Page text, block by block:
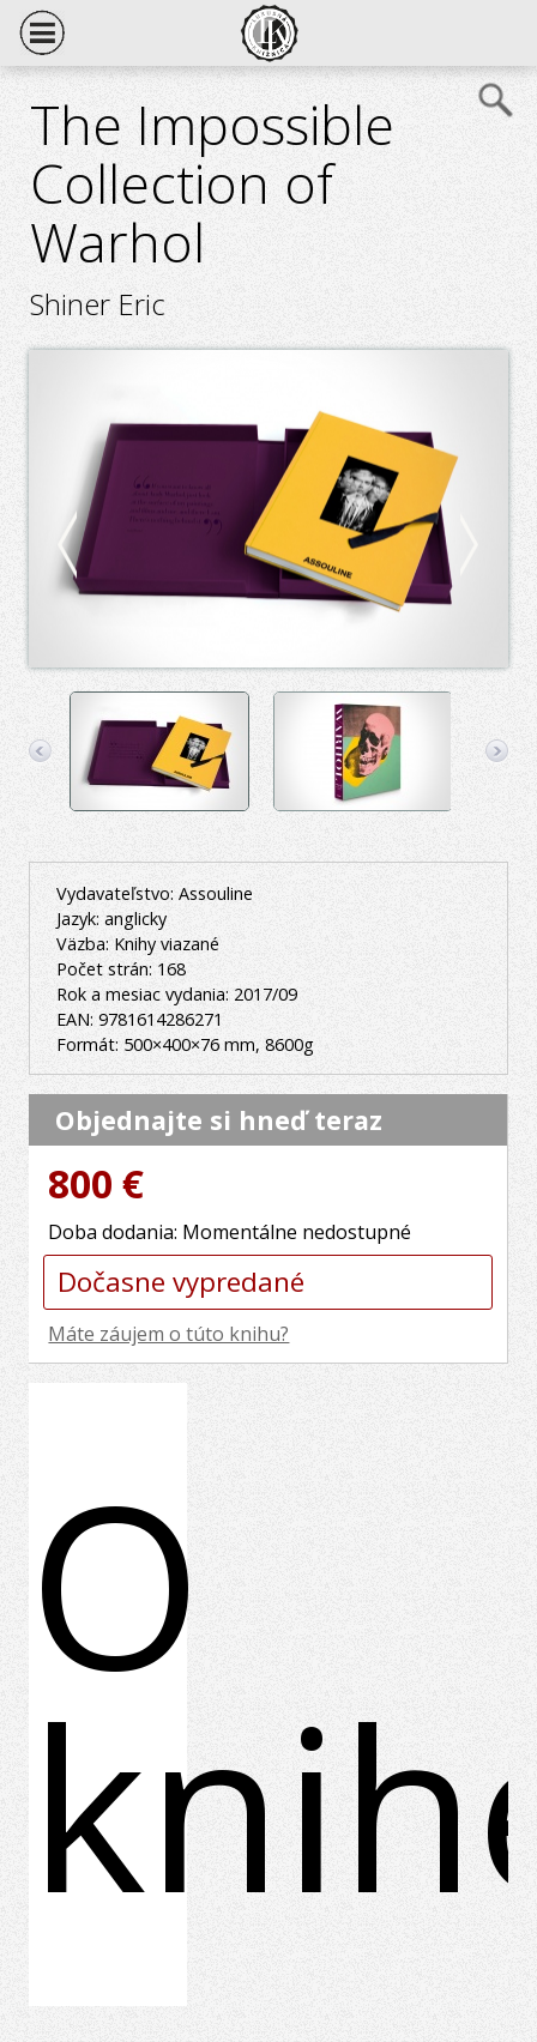
The Impossible
Collection of
Warhol
Shiner Eric
Vydavateľstvo: Assouline
Jazyk: anglicky
Väzba: Knihy viazané
Počet strán: 168
Rok a mesiac vydania: 2017/09
EAN: 9781614286271
Formát: 500×400×76 mm, 8600g
Objednajte si hneď teraz
800 €
Doba dodania: Momentálne nedostupné
Dočasne vypredané
Máte záujem o túto knihu?
O